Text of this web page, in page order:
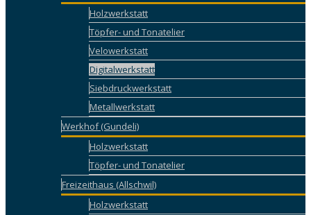
Holzwerkstatt
Töpfer- und Tonatelier
Velowerkstatt
Digitalwerkstatt
Siebdruckwerkstatt
Metallwerkstatt
Werkhof (Gundeli)
Holzwerkstatt
Töpfer- und Tonatelier
Freizeithaus (Allschwil)
Holzwerkstatt